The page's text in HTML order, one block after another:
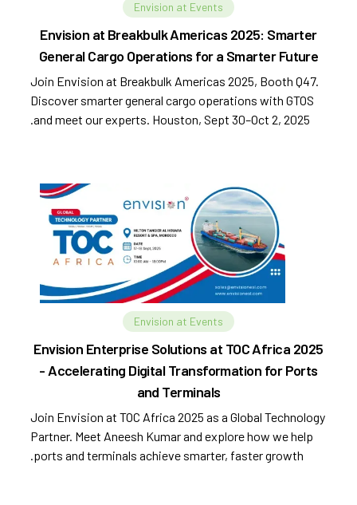
Envision at Events
Envision at Breakbulk Americas 2025: Smarter
General Cargo Operations for a Smarter Future
Join Envision at Breakbulk Americas 2025, Booth Q47.
Discover smarter general cargo operations with GTOS
and meet our experts. Houston, Sept 30–Oct 2, 2025.
Envision at Events
Envision Enterprise Solutions at TOC Africa 2025
- Accelerating Digital Transformation for Ports
and Terminals
Join Envision at TOC Africa 2025 as a Global Technology
Partner. Meet Aneesh Kumar and explore how we help
ports and terminals achieve smarter, faster growth.